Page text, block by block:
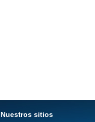
Nuestros sitios